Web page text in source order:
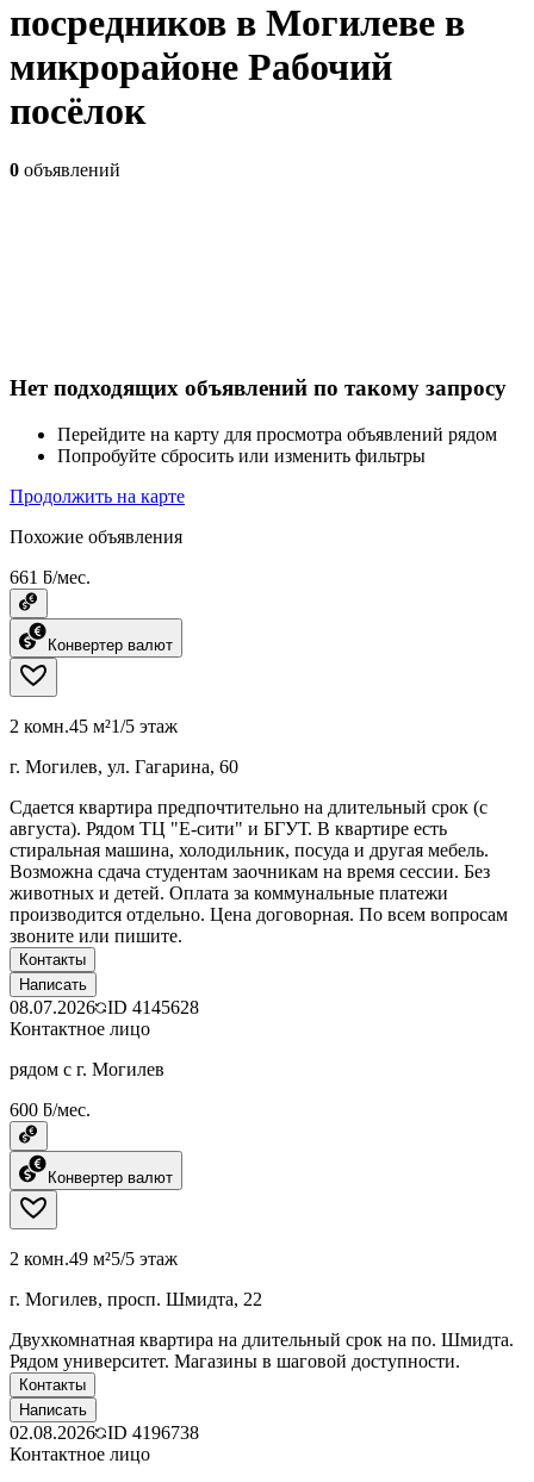
посредников в Могилеве в
микрорайоне Рабочий
посёлок
0 объявлений
Нет подходящих объявлений по такому запросу
Перейдите на карту для просмотра объявлений рядом
Попробуйте сбросить или изменить фильтры
Продолжить на карте
Похожие объявления
661 ƃ/мес.
Конвертер валют
2 комн.45 м²1/5 этаж
г. Могилев, ул. Гагарина, 60
Сдается квартира предпочтительно на длительный срок (с
августа). Рядом ТЦ "Е-сити" и БГУТ. В квартире есть
стиральная машина, холодильник, посуда и другая мебель.
Возможна сдача студентам заочникам на время сессии. Без
животных и детей. Оплата за коммунальные платежи
производится отдельно. Цена договорная. По всем вопросам
звоните или пишите.
Контакты
Написать
08.07.2026 ID 4145628
Контактное лицо
рядом с г. Могилев
600 ƃ/мес.
Конвертер валют
2 комн.49 м²5/5 этаж
г. Могилев, просп. Шмидта, 22
Двухкомнатная квартира на длительный срок на по. Шмидта.
Рядом университет. Магазины в шаговой доступности.
Контакты
Написать
02.08.2026 ID 4196738
Контактное лицо